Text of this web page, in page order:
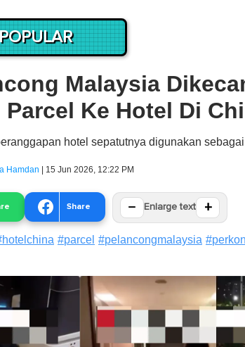
Malaysia
Parcel Ke Hotel Di
hotel sepatutnya digunakan
Hamdan | 15 Jun 2026, 12:22 PM
Share − Enlarge text +
hotelchina #parcel #pelancongmalaysia #